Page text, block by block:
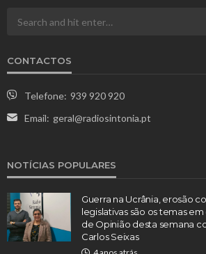
CONTACTOS
Telefone: 939 920 920
Email: geral@radiosintonia.pt
NOTÍCIAS POPULARES
Guerra na Ucrânia, erosão
legislativas são os temas
de Opinião desta semana
Carlos Seixas